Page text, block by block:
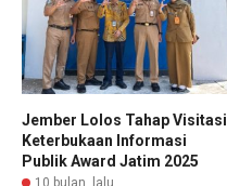
Jember Lolos Tahap Visitasi
Keterbukaan Informasi
Publik Award Jatim 2025